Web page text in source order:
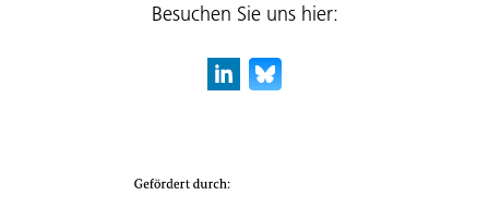
Besuchen Sie uns hier: